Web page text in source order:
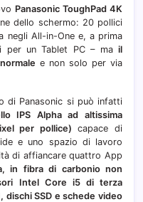
Panasonic ToughPad 4K
dello schermo: 20 pollici
negli All-in-One e, a prima
per un Tablet PC – ma il
e non solo per via
di Panasonic si può infatti
IPS Alpha ad altissima
per pollice) capace di
e uno spazio di lavoro
di affiancare quattro App
in fibra di carbonio non
Intel Core i5 di terza
dischi SSD e schede video